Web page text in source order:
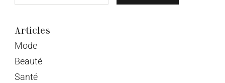
Articles
Mode
Beauté
Santé